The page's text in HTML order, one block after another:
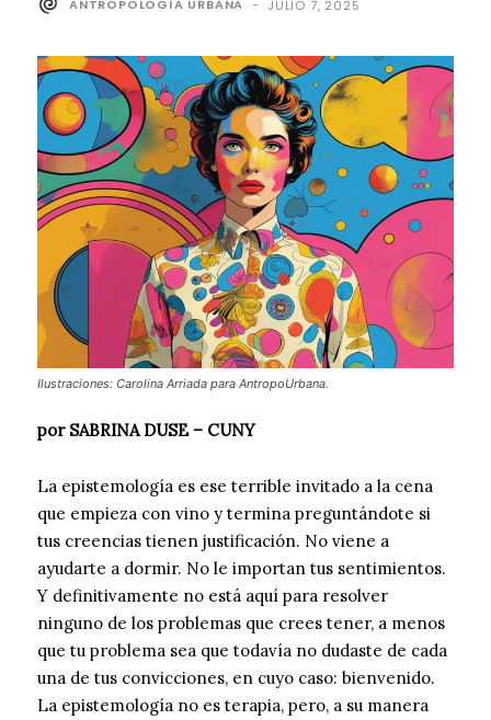
ANTROPOLOGÍA URBANA - JULIO 7, 2025
Ilustraciones: Carolina Arriada para AntropoUrbana.
por SABRINA DUSE – CUNY
La epistemología es ese terrible invitado a la cena
que empieza con vino y termina preguntándote si
tus creencias tienen justificación. No viene a
ayudarte a dormir. No le importan tus sentimientos.
Y definitivamente no está aquí para resolver
ninguno de los problemas que crees tener, a menos
que tu problema sea que todavía no dudaste de cada
una de tus convicciones, en cuyo caso: bienvenido.
La epistemología no es terapia, pero, a su manera